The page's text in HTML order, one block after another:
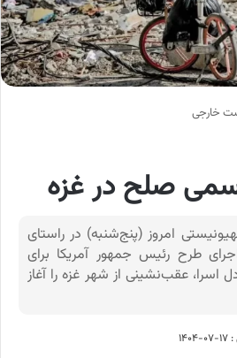
خارجی
صلح در غزه
امروز (پنج‌شنبه) در راستای
طرح رئیس جمهور آمریکا برای
اسرا، عقب‌نشینی از شهر غزه را آغاز